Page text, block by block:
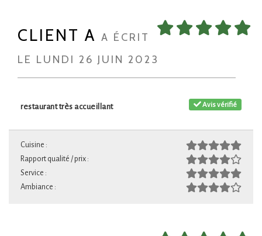
CLIENT A A ÉCRIT
LE LUNDI 26 JUIN 2023
Avis vérifié
restaurant très accueillant
Cuisine :
Rapport qualité / prix :
Service :
Ambiance :